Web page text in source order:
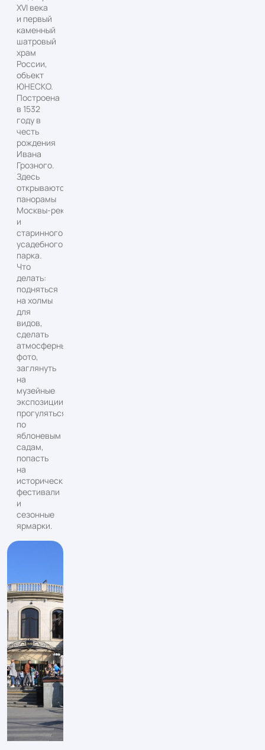
XVI века
и первый
каменный
шатровый
храм
России,
объект
ЮНЕСКО.
Построена
в 1532
году в
честь
рождения
Ивана
Грозного.
Здесь
открываются
панорамы
Москвы‑реки
и
старинного
усадебного
парка.
Что
делать:
подняться
на холмы
для
видов,
сделать
атмосферные
фото,
заглянуть
на
музейные
экспозиции,
прогуляться
по
яблоневым
садам,
попасть
на
исторические
фестивали
и
сезонные
ярмарки.